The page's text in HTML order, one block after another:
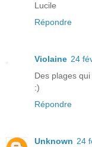
Lucile
Répondre
Violaine 24
Des plages
:)
Répondre
Unknown 24